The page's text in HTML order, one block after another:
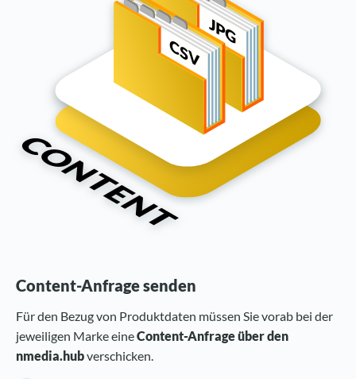
Content-Anfrage senden
Für den Bezug von Produktdaten müssen Sie vorab bei der
jeweiligen Marke eineContent-Anfrage über den
nmedia.hubverschicken.